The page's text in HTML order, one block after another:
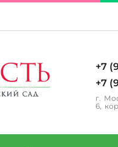
+7
+7
г.
6,